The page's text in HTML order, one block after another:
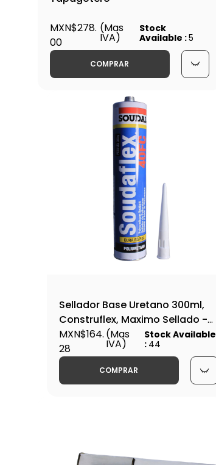
MXN$278.
00
(Mas
IVA)
Stock
Available :5
COMPRAR
Sellador Base Uretano 300ml,
Construflex, Maximo Sellado -
SEBAUR - M-FIJA000094
MXN$164.
28
(Mas
IVA)
Stock Available
: 44
COMPRAR